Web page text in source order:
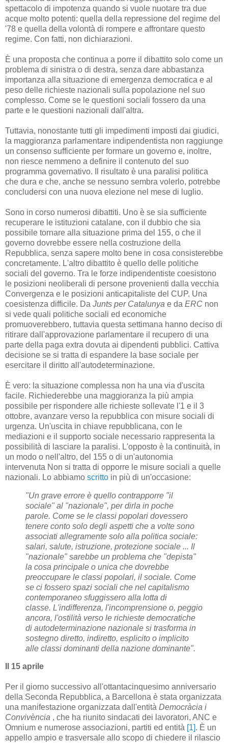
spettacolo di impotenza quando si vuole nuotare tra due
acque molto potenti: quella della repressione del regime del
'78 e quella della volontà di rompere e affrontare questo
regime. Con fatti, non dichiarazioni.
È una proposta che continua a porre il dibattito solo come un
problema di sinistra o di destra, senza dare abbastanza
importanza alla situazione di emergenza democratica e al
peso delle richieste nazionali sulla popolazione nel suo
complesso. Come se le questioni sociali fossero da una
parte e le questioni nazionali dall'altra.
Tuttavia, nonostante tutti gli impedimenti imposti dai giudici,
la maggioranza parlamentare indipendentista non raggiunge
un consenso sufficiente per formare un governo e, inoltre,
non riesce nemmeno a definire il contenuto del suo
programma governativo.
Il risultato è una paralisi politica
che dura e che, anche se nessuno sembra volerlo, potrebbe
concludersi con una nuova elezione nel mese di luglio.
Sono in corso numerosi dibattiti. Uno è se sia sufficiente
recuperare le istituzioni catalane, con il dubbio che sia
possibile tornare alla situazione prima del 155, o che il
governo dovrebbe essere nella costruzione della
Repubblica, senza sapere molto bene in cosa consisterebbe
concretamente. L'altro dibattito è quello delle politiche
sociali del governo. Tra le forze indipendentiste coesistono
le posizioni neoliberali di persone provenienti dalla vecchia
Convergenza e le posizioni anticapitaliste del CUP. Una
coesistenza difficile. Da Junts per Catalunya e da ERC non
si vede quali politiche sociali ed economiche
promuoverebbero, tuttavia questa settimana hanno deciso di
ritirare dall'approvazione parlamentare il recupero di una
parte della paga extra dovuta ai dipendenti pubblici. Cattiva
decisione se si tratta di espandere la base sociale per
esercitare il diritto all'autodeterminazione.
È vero: la situazione complessa non ha una via d'uscita
facile. Richiederebbe una maggioranza la più ampia
possibile per rispondere alle richieste sollevate l'1 e il 3
ottobre, avanzare verso la repubblica con misure sociali di
urgenza. Un'uscita in chiave repubblicana, con le
mediazioni e il supporto sociale necessario rappresenta la
possibilità di lasciare la paralisi. L'opposto è la continuità, in
un modo o nell'altro, del 155 o di un'autonomia
intervenuta Non si tratta di opporre le misure sociali a quelle
nazionali. Lo abbiamo scritto in più di un'occasione:
"Un grave errore è quello contrapporre "il
sociale" al "nazionale", per dirla in poche
parole. Come se le classi popolari dovessero
tenere conto solo degli aspetti che a volte sono
associati allegramente solo alla politica sociale:
salari, salute, istruzione, protezione sociale ... Il
"nazionale" sarebbe un problema che "depista"
la cosa principale o unica che dovrebbe
preoccupare le classi popolari, il sociale. Come
se ci fossero spazi sociali che nel capitalismo
contemporaneo sfuggissero alla lotta di
classe. L'indifferenza, l'incomprensione o, peggio
ancora, l'ostilità verso le richieste democratiche
di autodeterminazione nazionale si trasforma in
sostegno diretto, indiretto, esplicito o implicito
alle classi dominanti della nazione dominante".
Il 15 aprile
Per il giorno successivo all'ottantacinquesimo anniversario
della Seconda Repubblica, a Barcellona è stata organizzata
una manifestazione organizzata dall'entità Democràcia i
Convivència , che ha riunito sindacati dei lavoratori, ANC e
Omnium e numerose associazioni, partiti ed entità [1]. È un
appello ampio e trasversale allo scopo di chiedere il rilascio